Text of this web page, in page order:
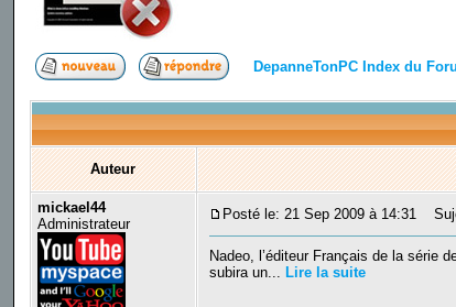
DepanneTonPC Index du
Auteur
mickael44
Administrateur
Posté le: 21 Sep 2009 à 14:31
Nadeo, l’éditeur Français de la série
subira un... Lire la suite